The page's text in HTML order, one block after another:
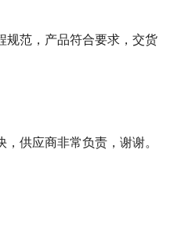
规范，产品符合要求，交货
供应商非常负责，谢谢。